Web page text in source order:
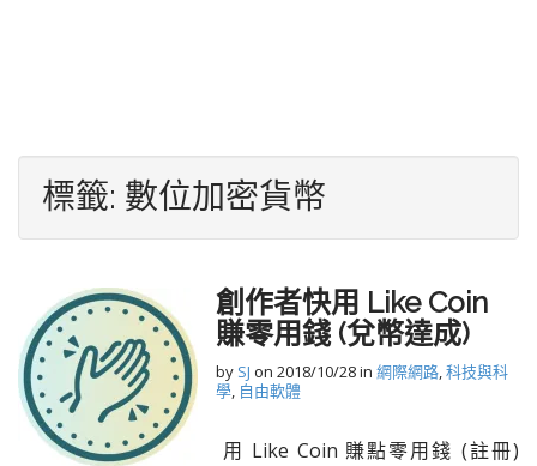
標籤: 數位加密貨幣
創作者快用 Like Coin
賺零用錢 (兌幣達成)
by SJ on 2018/10/28in 網際網路,科技與科
學, 自由軟體
用 Like Coin 賺點零用錢 (註冊)